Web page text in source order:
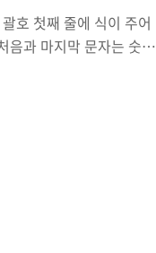
호 첫째 줄에 식이 주어
음과 마지막 문자는 숫자
도했기에 시행착오도